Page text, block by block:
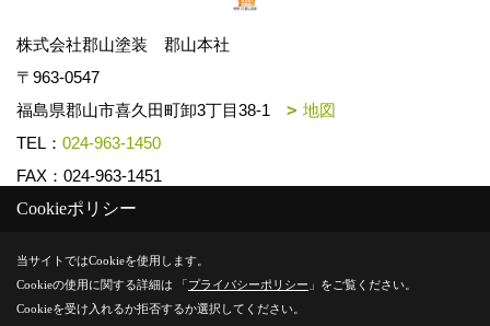
株式会社郡山塗装 郡山本社
〒963-0547
福島県郡山市喜久田町卸3丁目38-1
地図
TEL： 024-963-1450
FAX：024-963-1451
Copyright (c) k-toso. All Rights Reserved.
Produced byゴデスクリエイト
Cookieポリシー
当サイトではCookieを使用します。
Cookieの使用に関する詳細は 「プライバシーポリシー 」をご覧ください。
Cookieを受け入れるか拒否するか選択してください。